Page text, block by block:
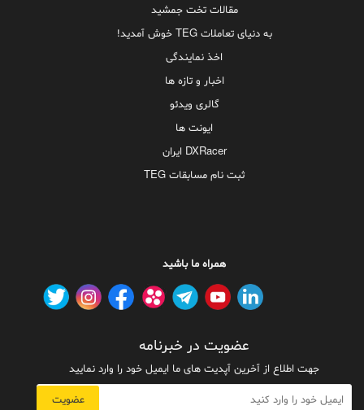
مقالات تخت جمشید
به دنیای تعاملات TEG خوش آمدید!
اخذ نمایندگی
اخبار و تازه ها
گالری ویدئو
ایونت ها
DXRacer ایران
ثبت نام مسابقات TEG
همراه ما باشید
عضویت در خبرنامه
جهت اطلاع از آخرین آپدیت های ما ایمیل خود را وارد نمایید
عضویت